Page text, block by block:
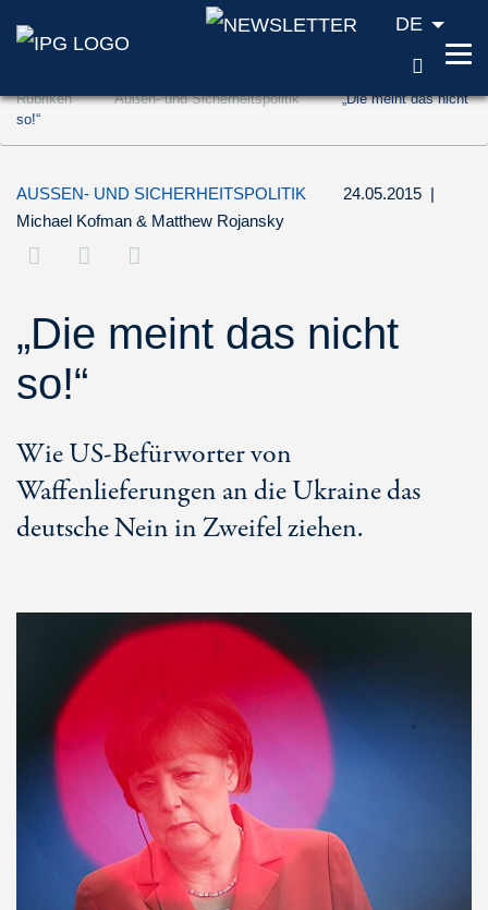
Zum Inhalt springen (Accesskey '1')
DE
Rubriken Außen- und Sicherheitspolitik
„Die meint das nicht
so!“
AUSSEN- UND SICHERHEITSPOLITIK 24.05.2015 |
Michael Kofman & Matthew Rojansky
„Die meint das nicht
so!“
Wie US-Befürworter von
Waffenlieferungen an die Ukraine das
deutsche Nein in Zweifel ziehen.